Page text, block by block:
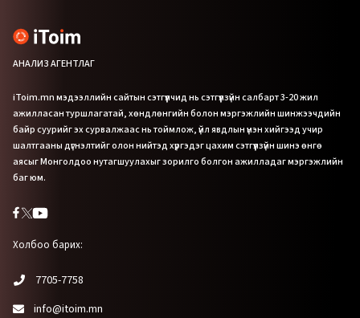
АНАЛИЗ АГЕНТЛАГ
iToim.mn мэдээллийн сайтын сэтгүүлчид нь сэтгүүлзүйн салбарт 3-20 жил
ажилласан туршлагатай, хөндлөнгийн болон мэргэжлийн шинжээчдийн
байр суурийг эх сурвалжаас нь тоймлож, үйл явдлын үнэн хийгээд учир
шалтгааны дүгнэлтийг олон нийтэд хүргэдэг цахим сэтгүүлзүйн шинэ өнгө
аясыг Монголдоо нутагшуулахыг зорилго болгон ажилладаг мэргэжлийн
баг юм.
Холбоо барих:
7705-7758
info@itoim.mn